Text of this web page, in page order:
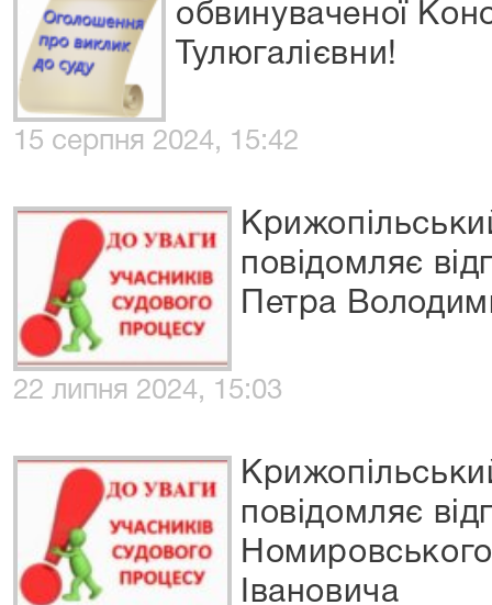
обвинуваченої
Тулюгалієвни!
15 серпня 2024, 15:42
повідомляє
Петра
22 липня 2024, 15:03
повідомляє
Івановича